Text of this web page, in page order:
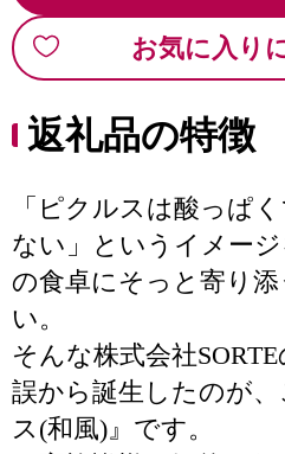
お気に入り
返礼品の特徴
「ピクルスは酸っぱ
ない」というイメー
の食卓にそっと寄り
い。
そんな株式会社
誤から誕生したのが
ス(和風)』です。